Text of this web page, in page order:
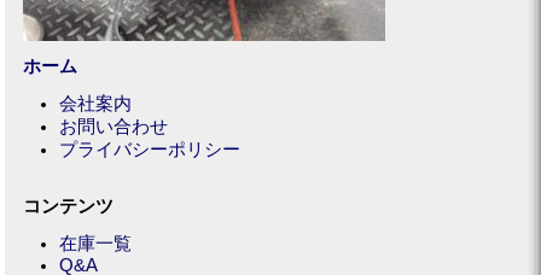
ホーム
会社案内
お問い合わせ
プライバシーポリシー
コンテンツ
在庫一覧
Q&A